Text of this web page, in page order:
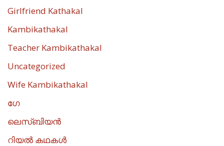
Girlfriend Kathakal
Kambikathakal
Teacher Kambikathakal
Uncategorized
Wife Kambikathakal
ഗേ
ലെസ്ബിയൻ
റിയൽ കഥകൾ